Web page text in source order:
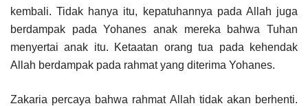
kembali. Tidak hanya itu, kepatuhannya pada Allah juga
berdampak pada Yohanes anak mereka bahwa Tuhan
menyertai anak itu. Ketaatan orang tua pada kehendak
Allah berdampak pada rahmat yang diterima Yohanes.
Zakaria percaya bahwa rahmat Allah tidak akan berhenti.